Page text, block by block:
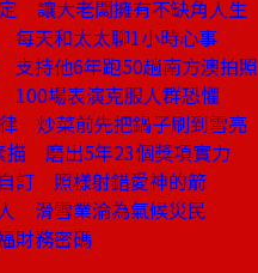
讓大老闆擁有不缺角人生
每天和太太聊1小時心事
持他6年跑50趟南方澳拍照
場表演克服人群恐懼
炒菜前先把鍋子刷到雪亮
描 磨出5年23個獎項實力
訂 照樣射錯愛神的箭
滑雪業淪為氣候災民
財務密碼